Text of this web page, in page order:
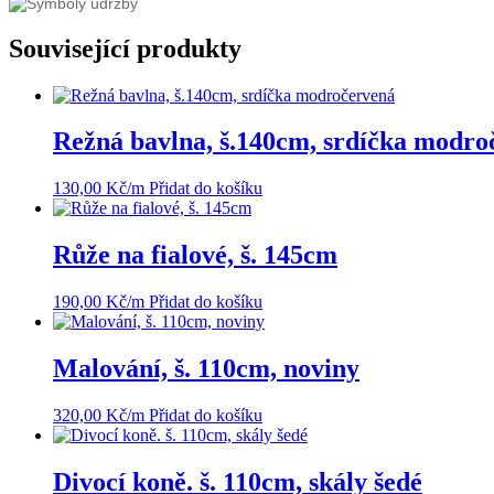
Související produkty
Režná bavlna, š.140cm, srdíčka
130,00 Kč/m Přidat do košíku
Růže na fialové, š. 145cm
190,00 Kč/m Přidat do košíku
Malování, š. 110cm, noviny
320,00 Kč/m Přidat do košíku
Divocí koně. š. 110cm, skály šedé